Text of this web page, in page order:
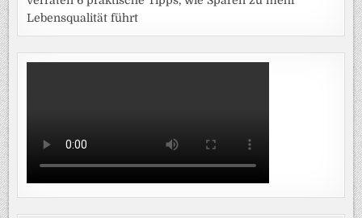
Lebensqualität führt